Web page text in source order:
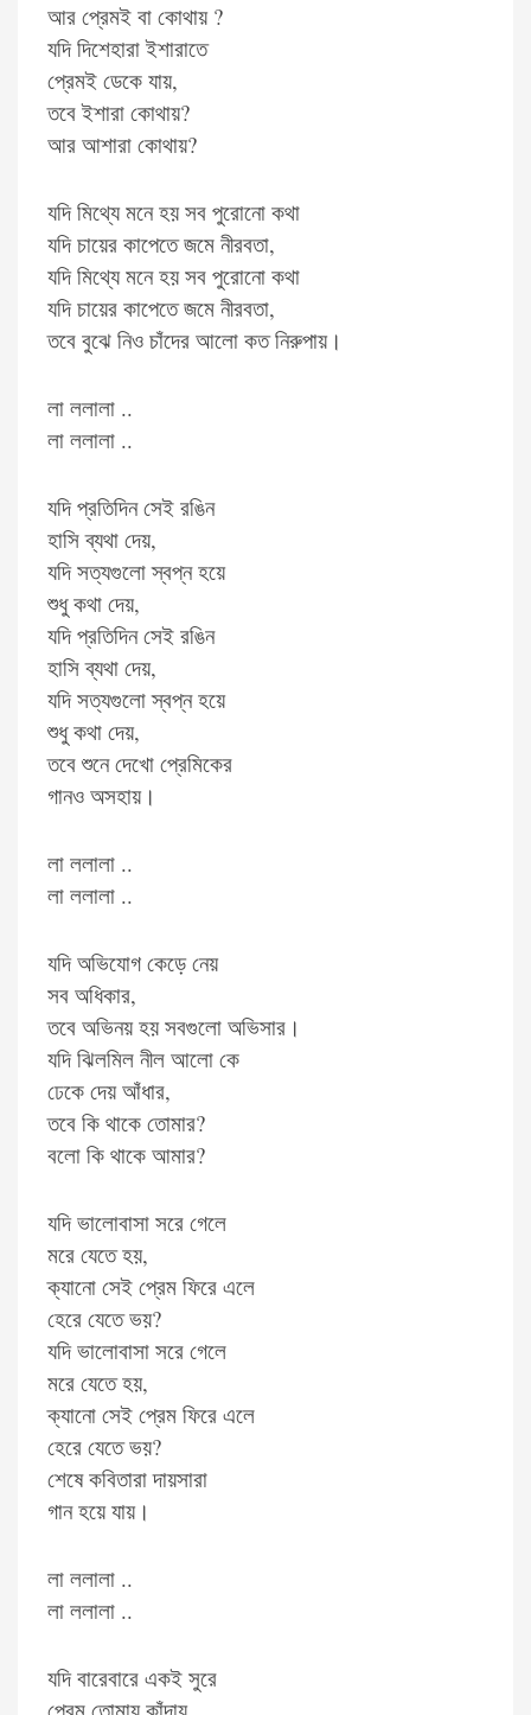
আর প্রেমই বা কোথায় ?
যদি দিশেহারা ইশারাতে
প্রেমই ডেকে যায়,
তবে ইশারা কোথায়?
আর আশারা কোথায়?
যদি মিথ্যে মনে হয় সব পুরোনো কথা
যদি চায়ের কাপেতে জমে নীরবতা,
যদি মিথ্যে মনে হয় সব পুরোনো কথা
যদি চায়ের কাপেতে জমে নীরবতা,
তবে বুঝে নিও চাঁদের আলো কত নিরুপায়।
লা ললালা ..
লা ললালা ..
যদি প্রতিদিন সেই রঙিন
হাসি ব্যথা দেয়,
যদি সত্যগুলো স্বপ্ন হয়ে
শুধু কথা দেয়,
যদি প্রতিদিন সেই রঙিন
হাসি ব্যথা দেয়,
যদি সত্যগুলো স্বপ্ন হয়ে
শুধু কথা দেয়,
তবে শুনে দেখো প্রেমিকের
গানও অসহায়।
লা ললালা ..
লা ললালা ..
যদি অভিযোগ কেড়ে নেয়
সব অধিকার,
তবে অভিনয় হয় সবগুলো অভিসার।
যদি ঝিলমিল নীল আলো কে
ঢেকে দেয় আঁধার,
তবে কি থাকে তোমার?
বলো কি থাকে আমার?
যদি ভালোবাসা সরে গেলে
মরে যেতে হয়,
ক্যানো সেই প্রেম ফিরে এলে
হেরে যেতে ভয়?
যদি ভালোবাসা সরে গেলে
মরে যেতে হয়,
ক্যানো সেই প্রেম ফিরে এলে
হেরে যেতে ভয়?
শেষে কবিতারা দায়সারা
গান হয়ে যায়।
লা ললালা ..
লা ললালা ..
যদি বারেবারে একই সুরে